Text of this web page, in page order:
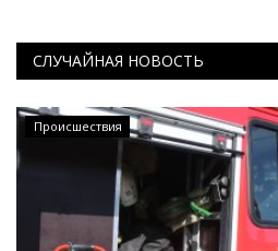
СЛУЧАЙНАЯ НОВОСТЬ
Происшествия